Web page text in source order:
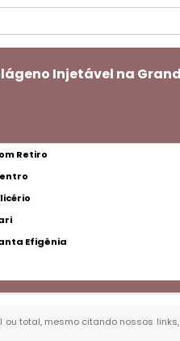
Injetável na
Retiro
Efigênia
ou total, mesmo citando nossos